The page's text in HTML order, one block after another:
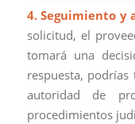
4. Seguimiento y
solicitud, el
tomará una
respuesta,
autoridad de
procedimientos